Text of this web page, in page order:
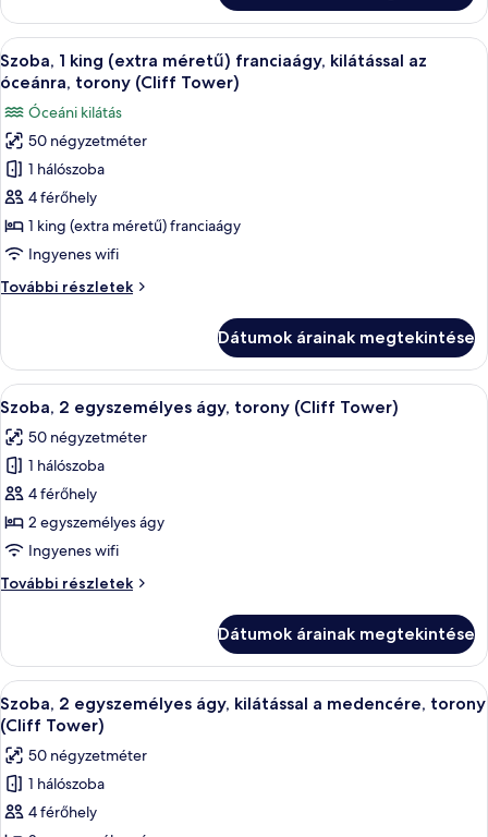
franciaágy,
kilátással
a
medencére,
torony
(Cliff
Tower)
méretű)
franciaágy,
kilátással
a
medencére,
torony
(Cliff
Tower)
további
részletei
A
következő
szoba
összes
képének
megtekintése:
Szoba,
1
king
méretű)
az
óceánra,
torony
(Cliff
Tower)
Egy szállodai szoba, amelyben egy
9
Szoba, 1 king (extra méretű) franciaágy, kilátással az
óceánra, torony (Cliff Tower)
Óceáni kilátás
50 négyzetméter
1 hálószoba
4 férőhely
1 king (extra méretű) franciaágy
Ingyenes wifi
További részletek
Szoba,
méretű)
franciaágy,
kilátással
óceánra,
torony
Tower)
további
részletei
Dátumok árainak megtekintése
A
következő
szoba
összes
képének
megtekintése:
Szoba,
egyszemélyes
(Cliff
Tower)
Külön fürdőkád, illetve zuhanyzó,
8
Szoba, 2 egyszemélyes ágy, torony (Cliff Tower)
50 négyzetméter
1 hálószoba
4 férőhely
2 egyszemélyes ágy
Ingyenes wifi
További részletek
Szoba,
torony
(Cliff
Tower)
további
részletei
Dátumok árainak megtekintése
A
következő
szoba
összes
képének
megtekintése:
Egy erkély, melyen fonott bútorok,
10
Szoba, 2 egyszemélyes ágy, kilátással a medencére, torony
(Cliff Tower)
50 négyzetméter
1 hálószoba
4 férőhely